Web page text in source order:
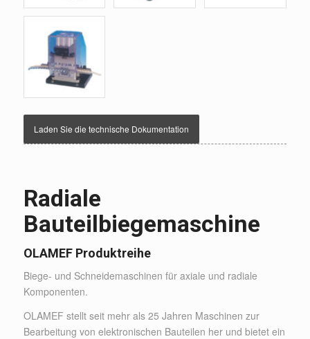
Laden Sie die technische Dokumentation
Radiale
Bauteilbiegemaschine
OLAMEF Produktreihe
Biege- und Schneidemaschinen für axiale und radiale
Komponenten.
OLAMEF stellt seit mehr als 25 Jahren Maschinen zur
Bearbeitung von elektronischen Bauteilen her und bietet ein